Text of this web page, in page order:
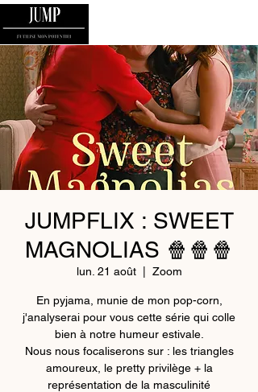
JUMPFLIX : SWEET
MAGNOLIAS 🍿🍿🍿
lun. 21 août
  |
Zoom
En pyjama, munie de mon pop-corn,
j'analyserai pour vous cette série qui colle
bien à notre humeur estivale.
Nous nous focaliserons sur : les triangles
amoureux, le pretty privilège + la
représentation de la masculinité